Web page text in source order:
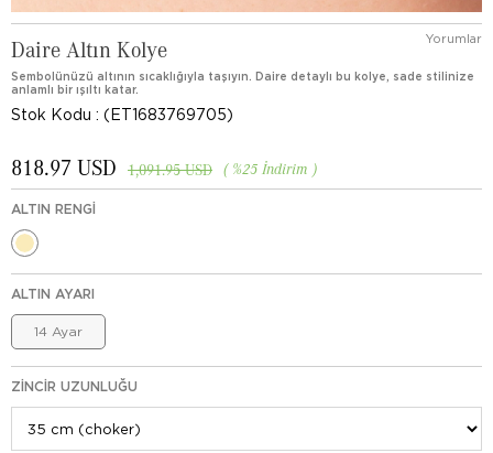
Daire Altın Kolye Yorumlar
Sembolünüzü altının sıcaklığıyla taşıyın. Daire detaylı bu kolye, sade stilinize
anlamlı bir ışıltı katar.
Stok Kodu (ET1683769705)
%25 İndirim
1,091.95 USD
818.97 USD
ALTIN RENGI
ALTIN AYARI
14 Ayar
ZINCIR UZUNLUĞU